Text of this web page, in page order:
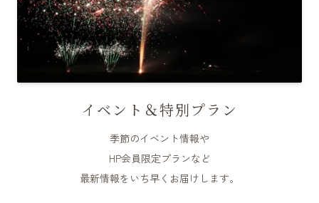
イベント＆特別プラン
季節のイベント情報や
HP会員限定プランなど
最新情報をいち早くお届けします。